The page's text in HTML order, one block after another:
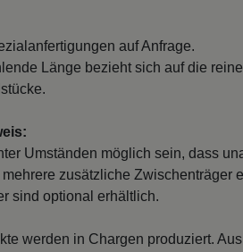
auf Anfrage.
Länge bezieht sich auf die reine
Umständen möglich sein, dass
zusätzliche Zwischenträger
sind optional erhältlich.
werden in Chargen produziert.